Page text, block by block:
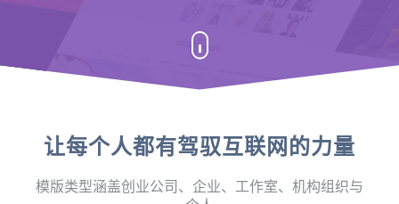
让每个人都有驾驭互联网的力量
模版类型涵盖创业公司、企业、工作室、机构组织与